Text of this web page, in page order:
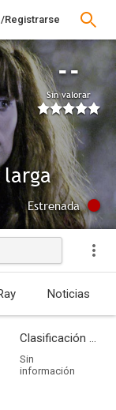
Registrarse
--
Sin valorar
larga
Estrenada
Noticias
Clasificación por edades
Sin
información